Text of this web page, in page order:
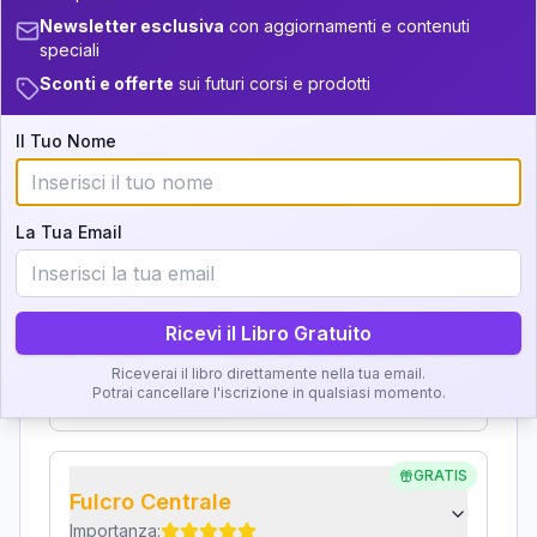
18.5-19 +4 12
Interpretazione
Clicca su ogni zona per leggere la definizione e
Zona del Ritratto
Importanza:
Karma Genitore-Figlio
Importanza:
GRATIS
Fulcro Centrale
Importanza:
Newsletter esclusiva con aggiornamenti e contenuti
speciali
Sconti e offerte sui futuri corsi e prodotti
Il Tuo Nome
La Tua Email
Ricevi il Libro Gratuito
Riceverai il libro direttamente nella tua email.
Potrai cancellare l'iscrizione in qualsiasi momento.